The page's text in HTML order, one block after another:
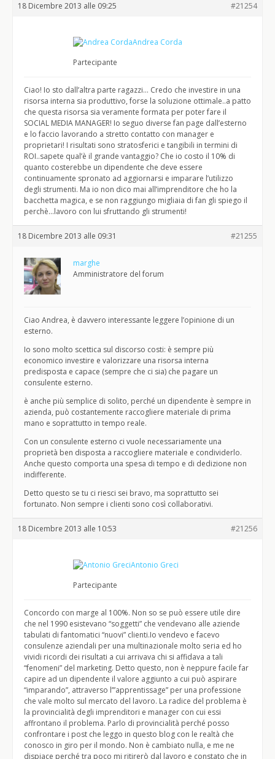
18 Dicembre 2013 alle 09:25 #21254
Andrea Corda
Partecipante
Ciao! Io sto dall’altra parte ragazzi… Credo che investire in una
risorsa interna sia produttivo, forse la soluzione ottimale..a patto
che questa risorsa sia veramente formata per poter fare il
SOCIAL MEDIA MANAGER! Io seguo diverse fan page dall’esterno
e lo faccio lavorando a stretto contatto con manager e
proprietari! I risultati sono stratosferici e tangibili in termini di
ROI..sapete qual’è il grande vantaggio? Che io costo il 10% di
quanto costerebbe un dipendente che deve essere
continuamente spronato ad aggiornarsi e imparare l’utilizzo
degli strumenti. Ma io non dico mai all’imprenditore che ho la
bacchetta magica, e se non raggiungo migliaia di fan gli spiego il
perchè…lavoro con lui sfruttando gli strumenti!
18 Dicembre 2013 alle 09:31 #21255
marghe
Amministratore del forum
Ciao Andrea, è davvero interessante leggere l’opinione di un
esterno.
Io sono molto scettica sul discorso costi: è sempre più
economico investire e valorizzare una risorsa interna
predisposta e capace (sempre che ci sia) che pagare un
consulente esterno.
è anche più semplice di solito, perché un dipendente è sempre in
azienda, può costantemente raccogliere materiale di prima
mano e soprattutto in tempo reale.
Con un consulente esterno ci vuole necessariamente una
proprietà ben disposta a raccogliere materiale e condividerlo.
Anche questo comporta una spesa di tempo e di dedizione non
indifferente.
Detto questo se tu ci riesci sei bravo, ma soprattutto sei
fortunato. Non sempre i clienti sono così collaborativi.
18 Dicembre 2013 alle 10:53 #21256
Antonio Greci
Partecipante
Concordo con marge al 100%. Non so se può essere utile dire
che nel 1990 esistevano “soggetti” che vendevano alle aziende
tabulati di fantomatici “nuovi” clienti.Io vendevo e facevo
consulenze aziendali per una multinazionale molto seria ed ho
vividi ricordi dei risultati a cui arrivava chi si affidava a tali
“fenomeni” del marketing. Detto questo, non è neppure facile far
capire ad un dipendente il valore aggiunto a cui può aspirare
“imparando”, attraverso l’”apprentissage” per una professione
che vale molto sul mercato del lavoro. La radice del problema è
la provincialità degli imprenditori e manager con cui essi
affrontano il problema. Parlo di provincialità perché posso
confrontare i post che leggo in questo blog con le realtà che
conosco in giro per il mondo. Non è cambiato nulla, e me ne
dispiace perché tra poco mi ritirerò dal lavoro e constato che in